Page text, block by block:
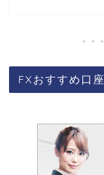
FXおすすめ口座